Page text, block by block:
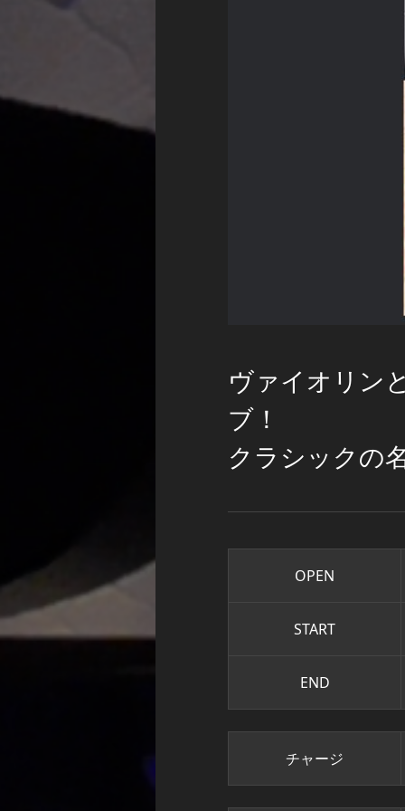
ヴァイオリン
ブ！
クラシックの
OPEN
START
END
チャージ